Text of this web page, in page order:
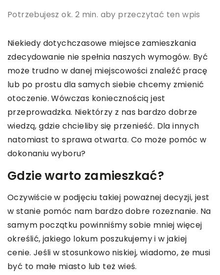
Potrzebujesz ok. 2 min. aby przeczytać ten wpis
Niekiedy dotychczasowe miejsce zamieszkania
zdecydowanie nie spełnia naszych wymogów. Być
może trudno w danej miejscowości znaleźć pracę
lub po prostu dla samych siebie chcemy zmienić
otoczenie. Wówczas koniecznością jest
przeprowadzka. Niektórzy z nas bardzo dobrze
wiedzą, gdzie chcieliby się przenieść. Dla innych
natomiast to sprawa otwarta. Co może pomóc w
dokonaniu wyboru?
Gdzie warto zamieszkać?
Oczywiście w podjęciu takiej poważnej decyzji, jest
w stanie pomóc nam bardzo dobre rozeznanie. Na
samym początku powinniśmy sobie mniej więcej
określić, jakiego lokum poszukujemy i w jakiej
cenie. Jeśli w stosunkowo niskiej, wiadomo, że musi
być to małe miasto lub też wieś.